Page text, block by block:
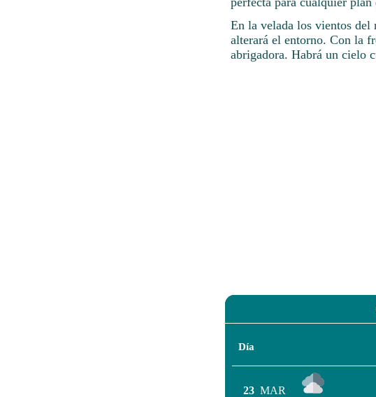
En la velada los vientos del
alterará el entorno. Con la
abrigadora. Habrá un cielo
Día
23 MAR